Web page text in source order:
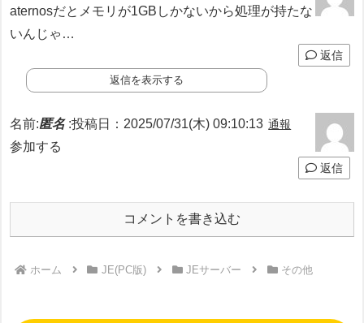
aternosだとメモリが1GBしかないから処理が持たな
いんじゃ…
返信
返信を表示する
名前:匿名:投稿日：2025/07/31(木) 09:10:13 通報
参加する
返信
コメントを書き込む
ホーム JE(PC版) JEサーバー その他